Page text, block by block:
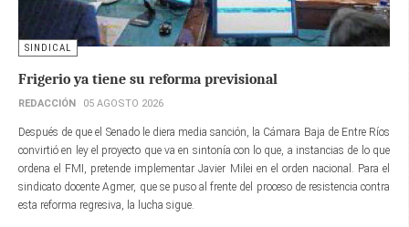
SINDICAL
Frigerio ya tiene su reforma previsional
REDACCIÓN 05 AGOSTO 2026
Después de que el Senado le diera media sanción, la Cámara Baja de Entre Ríos
convirtió en ley el proyecto que va en sintonía con lo que, a instancias de lo que
ordena el FMI, pretende implementar Javier Milei en el orden nacional. Para el
sindicato docente Agmer, que se puso al frente del proceso de resistencia contra
esta reforma regresiva, la lucha sigue.